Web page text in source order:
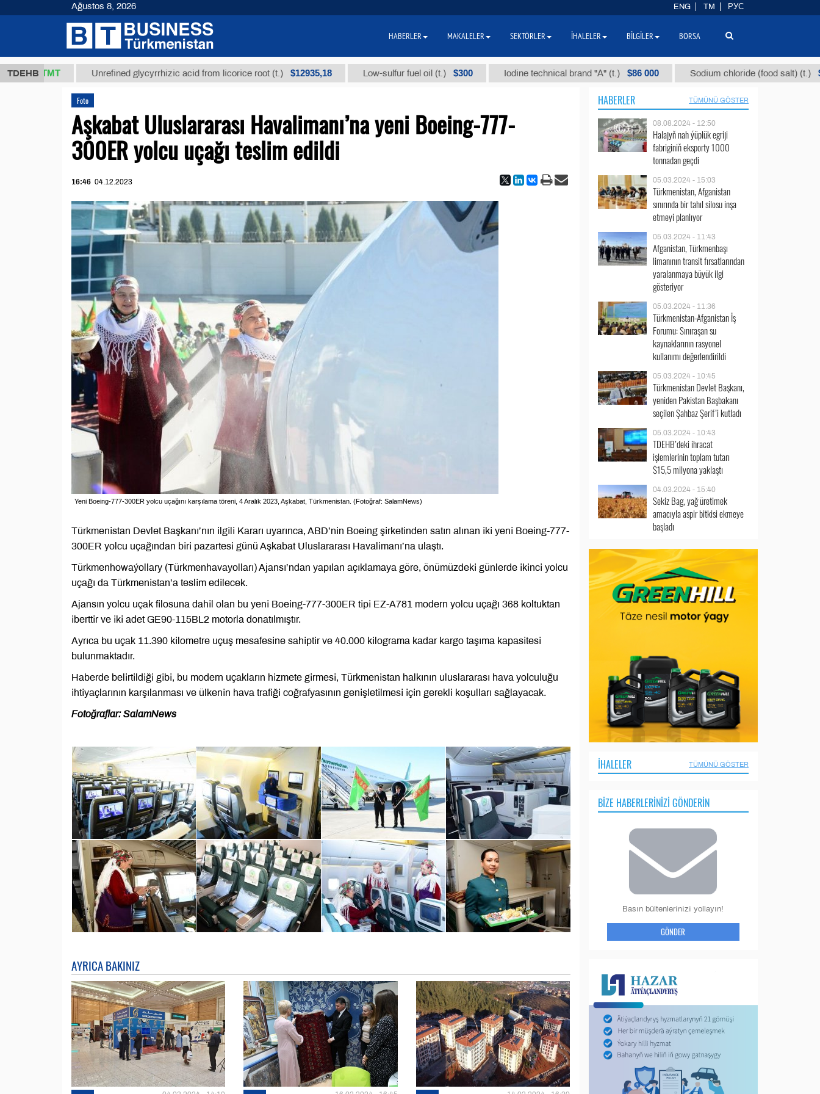
TDEHB
ТМТ Unrefined glycyrrhizic acid from licorice root (t.) $12935,18 Low-sulfur fuel oil (t.) $300 Iodine technical brand "А" (t.) $86 000 Sodium chloride (food salt) (t.) $40
Foto
Aşkabat Uluslararası Havalimanı’na yeni Boeing-777-
300ER yolcu uçağı teslim edildi
16:46 04.12.2023
Yeni Boeing-777-300ER yolcu uçağını karşılama töreni, 4 Aralık 2023, Aşkabat, Türkmenistan. (Fotoğraf: SalamNews)
Türkmenistan Devlet Başkanı’nın ilgili Kararı uyarınca, ABD’nin Boeing şirketinden satın alınan iki yeni Boeing-777-
300ER yolcu uçağından biri pazartesi günü Aşkabat Uluslararası Havalimanı’na ulaştı.
Türkmenhowaýollary (Türkmenhavayolları) Ajansı’ndan yapılan açıklamaya göre, önümüzdeki günlerde ikinci yolcu
uçağı da Türkmenistan’a teslim edilecek.
Ajansın yolcu uçak filosuna dahil olan bu yeni Boeing-777-300ER tipi EZ-A781 modern yolcu uçağı 368 koltuktan
iberttir ve iki adet GE90-115BL2 motorla donatılmıştır.
Ayrıca bu uçak 11.390 kilometre uçuş mesafesine sahiptir ve 40.000 kilograma kadar kargo taşıma kapasitesi
bulunmaktadır.
Haberde belirtildiği gibi, bu modern uçakların hizmete girmesi, Türkmenistan halkının uluslararası hava yolculuğu
ihtiyaçlarının karşılanması ve ülkenin hava trafiği coğrafyasının genişletilmesi için gerekli koşulları sağlayacak.
Fotoğraflar: SalamNews
AYRICA BAKINIZ
HABERLER TÜMÜNÜ GÖSTER
08.08.2024 - 12:50
Halajyň nah ýüplük egriji
fabriginiň eksporty 1000
tonnadan geçdi
05.03.2024 - 15:03
Türkmenistan, Afganistan
sınırında bir tahıl silosu inşa
etmeyi planlıyor
05.03.2024 - 11:43
Afganistan, Türkmenbaşı
limanının transit fırsatlarından
yaralanmaya büyük ilgi
gösteriyor
05.03.2024 - 11:36
Türkmenistan-Afganistan İş
Forumu: Sınıraşan su
kaynaklarının rasyonel
kullanımı değerlendirildi
05.03.2024 - 10:45
Türkmenistan Devlet Başkanı,
yeniden Pakistan Başbakanı
seçilen Şahbaz Şerif’i kutladı
05.03.2024 - 10:43
TDEHB’deki ihracat
işlemlerinin toplam tutarı
$15,5 milyona yaklaştı
04.03.2024 - 15:40
Sekiz Bag, yağ üretimek
amacıyla aspir bitkisi ekmeye
başladı
İHALELER TÜMÜNÜ GÖSTER
BIZE HABERLERINIZI GÖNDERIN
Basın bültenlerinizi yollayın!
GÖNDER
Ağustos 8, 2026 ENG TM РУС
HABERLER MAKALELER SEKTÖRLER İHALELER BILGILER BORSA